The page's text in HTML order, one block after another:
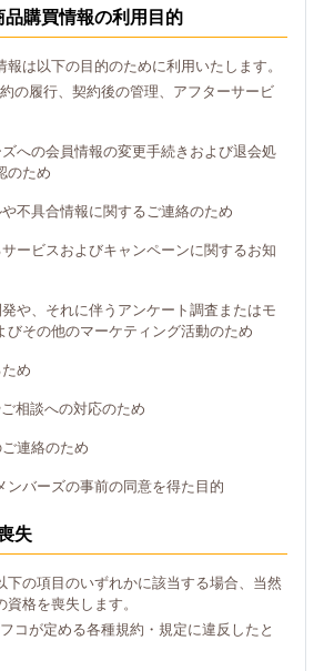
購買情報の利用目的
は以下の目的のために利用いたします。
約の履行、契約後の管理、アフターサービ
ズへの会員情報の変更手続きおよび退会処
のため
や不具合情報に関するご連絡のため
サービスおよびキャンペーンに関するお知
発や、それに伴うアンケート調査またはモ
びその他のマーケティング活動のため
め
相談への対応のため
ご連絡のため
ンバーズの事前の同意を得た目的
失
下の項目のいずれかに該当する場合、当然
格を喪失します。
コが定める各種規約・規定に違反したと